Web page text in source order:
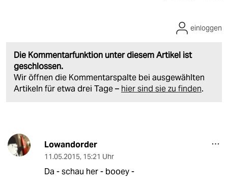
Die Kommentarfunktion unter diesem Artikel ist
geschlossen.
Wir öffnen die Kommentarspalte bei ausgewählten
Artikeln für etwa drei Tage – hier sind sie zu finden.
einloggen
Lowandorder
11.05.2015, 15:21 Uhr
Da - schau her - booey -